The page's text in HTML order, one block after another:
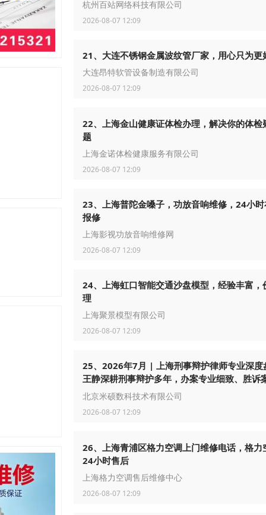
杭州百站网络科技有限公司
2026-08-07 12:09
21、大连不锈钢金属波纹管厂家，用心只为更
大连昂特软管设备制造有限公司
2026-08-07 12:09
22、上海金山健康证体检办理，解决你的体检
题
上海金诺体检健康服务有限公司
2026-08-07 12:09
23、上海普陀金嗓子，功放音响维修，24小
报修
上海影视功放音响维修网
2026-08-07 12:09
24、上海虹口智能交通沙盘模型，经验丰富，
理
上海聚景模型有限公司
2026-08-07 12:09
25、2026年7月 | 上海刑事辩护律师专业深度
王静深耕刑事辩护多年，办案专业细致、胜诉
富，秉持温情法律服务理念，业内口碑出众，
北京米硕数科技术有限公司
2026-08-07 12:09
26、上海青浦区格力空调上门维修电话，格力
24小时售后
上海格力空调售后维修中心
2026-08-07 12:09